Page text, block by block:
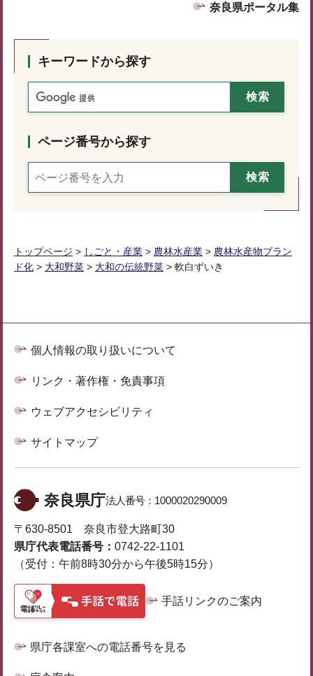
奈良県ポータル集
キーワードから探す
ページ番号から探す
トップページ > しごと・産業 > 農林水産業 > 農林水産物ブラン
ド化 > 大和野菜 > 大和の伝統野菜 > 軟白ずいき
個人情報の取り扱いについて
リンク・著作権・免責事項
ウェブアクセシビリティ
サイトマップ
奈良県庁法人番号： 1000020290009
〒630-8501 奈良市登大路町30
県庁代表電話番号： 0742-22-1101
（受付：午前8時30分から午後5時15分）
手話リンクのご案内
県庁各課室への電話番号を見る